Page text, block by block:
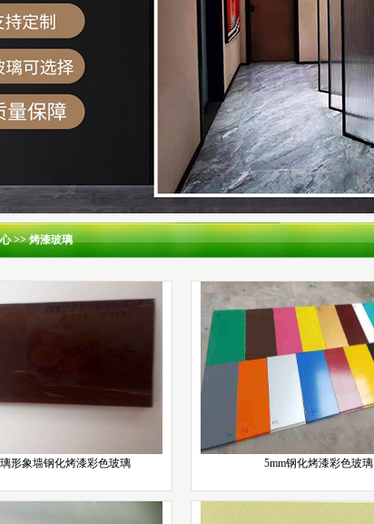
>>烤漆玻璃
形象墙钢化烤漆彩色玻璃 5mm钢化烤漆彩色玻璃